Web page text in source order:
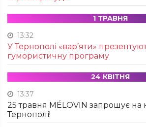
1 ТРАВНЯ
13:32
У Тернополі «вар’яти»
гумористичну програму
24 КВІТНЯ
13:37
25 травня MÉLOVIN запрошує на
Тернополі!